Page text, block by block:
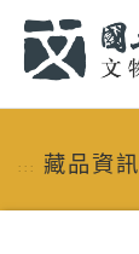
::: 藏品資訊